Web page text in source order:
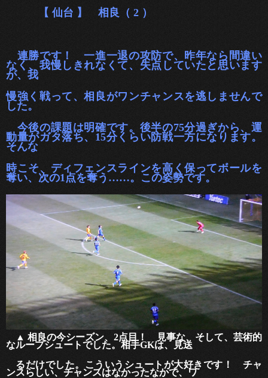
【 仙台 】 相良（ 2 ）
連勝です！ 一進一退の攻防で、昨年なら間違い
なく、我慢しきれなくて、失点していたと思います
が、我
慢強く戦って、相良がワンチャンスを逃しませんで
した。
今後の課題は明確です。後半の75分過ぎから、運
動量がガタ落ち、15分くらい防戦一方になります。
そんな
時こそ、ディフェンスラインを高 く保ってボールを
奪い、次の1点を奪う……。この姿勢です。
▲ 相良の今シーズン、2点目！ 見事な、そして、芸術的
なループシュートでした。相手GKは、見送
るだけでした。こういうシュートが大好きです！ チャ
ンスらしい、チャンスはなかったなかで、ワ